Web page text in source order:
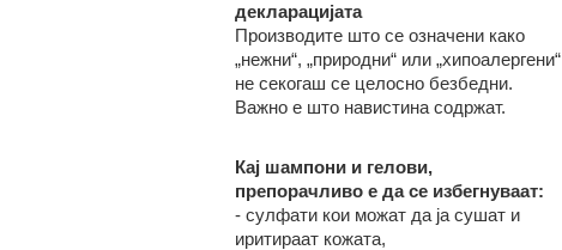
декларацијата
Производите што се означени како
„нежни“, „природни“ или „хипоалергени“
не секогаш се целосно безбедни.
Важно е што навистина содржат.
Кај шампони и гелови,
препорачливо е да се избегнуваат:
-сулфати кои можат да ја сушат и
иритираат кожата,